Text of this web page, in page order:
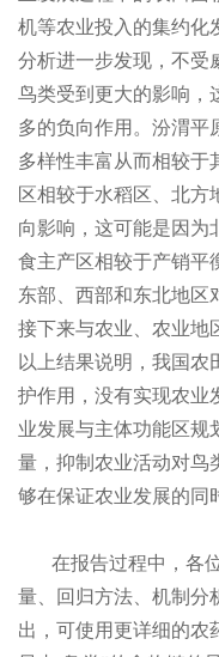
机等农业投入的集约化
分析进一步发现，不受
鸟类受到更大的影响，
多的负向作用。汾渭平
多样性丰富从而相较于
区相较于水稻区、北方
向影响，这可能是因为
食主产区相较于产销平
东部、西部和东北地区
接下来与农业、农业地
以上结果说明，我国农
护作用，没有实现农业
业发展与主体功能区规
量，抑制农业活动对鸟
够在保证农业发展的同
在报告过程中，各位
量、回归方法、机制分
出，可使用更详细的农